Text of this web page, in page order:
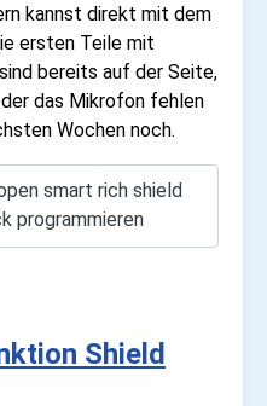
kannst direkt mit dem
ersten Teile mit
bereits auf der Seite,
das Mikrofon fehlen
Wochen noch.
smart rich shield
programmieren
Shield